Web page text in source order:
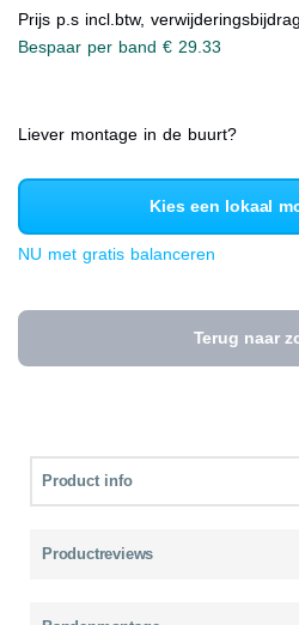
Prijs p.s incl.btw,
Bespaar per band € 29.33
Liever montage in de buurt?
Kies een lokaal
NU met gratis balanceren
Terug naar
Product info
Productreviews